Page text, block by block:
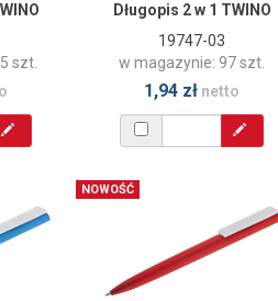
szt.
Długopis 2 w 1 TWINO
19747-03
w magazynie: 97 szt.
1,94 zł netto
NOWOŚĆ